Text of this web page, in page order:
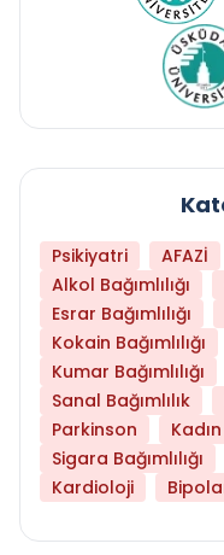
Psikiyatri AFAZİ
Alkol Bağımlılığı
Esrar Bağımlılığı
Kokain Bağımlılığı
Kumar Bağımlılığı
Sanal Bağımlılık
Parkinson
Sigara Bağımlılığı
Kardioloji